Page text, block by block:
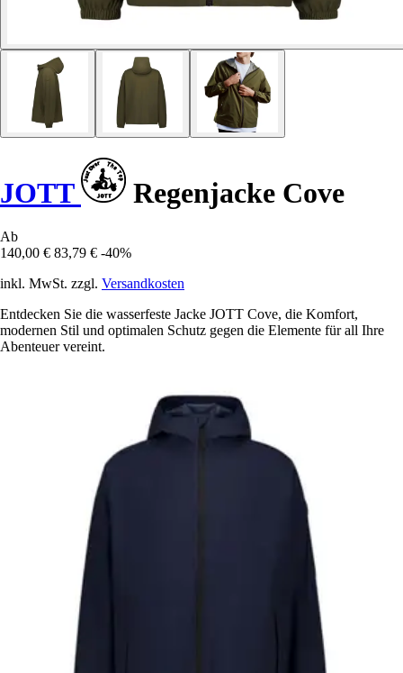
JOTT Regenjacke Cove
Ab
140,00 € 83,79 € -40%
inkl. MwSt. zzgl. Versandkosten
Entdecken Sie die wasserfeste Jacke JOTT Cove, die Komfort,
modernen Stil und optimalen Schutz gegen die Elemente für all Ihre
Abenteuer vereint.